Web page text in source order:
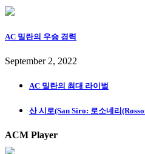
AC 밀란의 우승 경력
September 2, 2022
AC 밀란의 최대 라이벌
산 시로(San Siro: 로소네리
ACM Player